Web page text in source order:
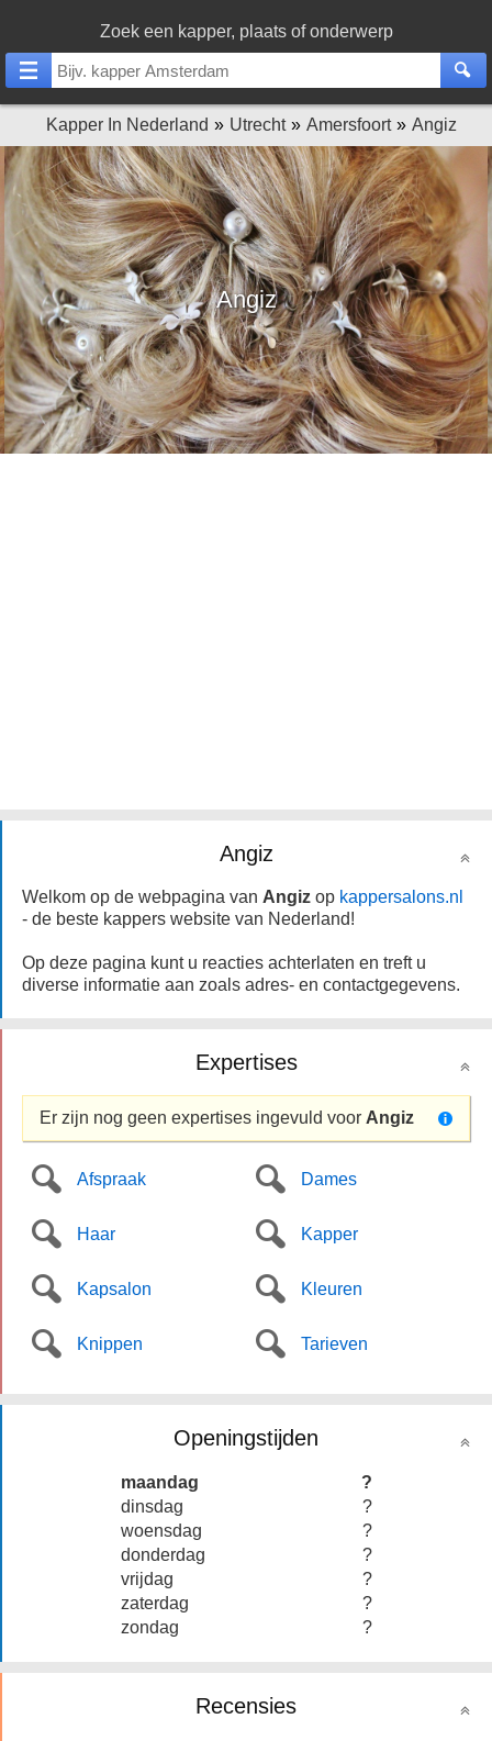
Zoek een kapper, plaats of onderwerp
Kapper In Nederland Utrecht Amersfoort Angiz
Angiz
Angiz
Welkom op de webpagina van Angiz op kappersalons.nl
- de beste kappers website van Nederland!
Op deze pagina kunt u reacties achterlaten en treft u
diverse informatie aan zoals adres- en contactgegevens.
Expertises
Er zijn nog geen expertises ingevuld voor Angiz
Afspraak Dames
Haar Kapper
Kapsalon Kleuren
Knippen Tarieven
Openingstijden
maandag
?
dinsdag
?
woensdag
?
donderdag
?
vrijdag
?
zaterdag
?
zondag
?
Recensies